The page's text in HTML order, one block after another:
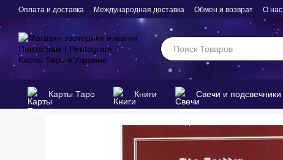
Перейти к основному контенту
Оплата и доставка Международная доставка Обмен и возврат О нас
Карты Таро Книги Свечи и подсвечники